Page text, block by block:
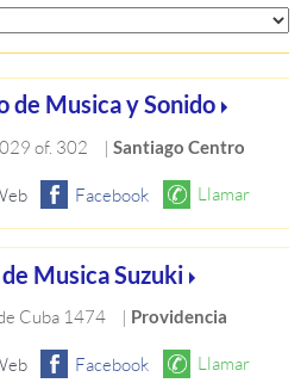
de Musica y Sonido
of. 302 |Santiago Centro
Musica Suzuki
Cuba 1474 | Providencia